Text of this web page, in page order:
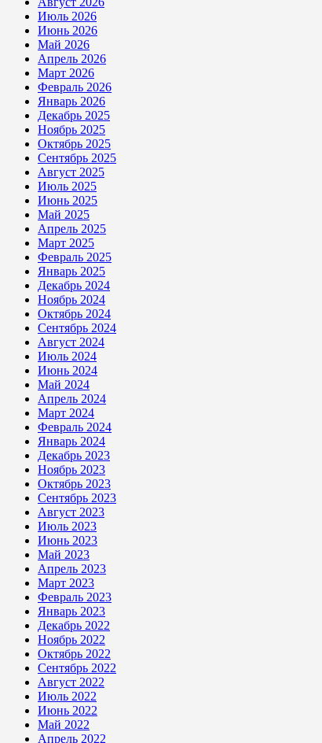
Июль 2026
Июнь 2026
Май 2026
Апрель 2026
Март 2026
Февраль 2026
Январь 2026
Декабрь 2025
Ноябрь 2025
Октябрь 2025
Сентябрь 2025
Август 2025
Июль 2025
Июнь 2025
Май 2025
Апрель 2025
Март 2025
Февраль 2025
Январь 2025
Декабрь 2024
Ноябрь 2024
Октябрь 2024
Сентябрь 2024
Август 2024
Июль 2024
Июнь 2024
Май 2024
Апрель 2024
Март 2024
Февраль 2024
Январь 2024
Декабрь 2023
Ноябрь 2023
Октябрь 2023
Сентябрь 2023
Август 2023
Июль 2023
Июнь 2023
Май 2023
Апрель 2023
Март 2023
Февраль 2023
Январь 2023
Декабрь 2022
Ноябрь 2022
Октябрь 2022
Сентябрь 2022
Август 2022
Июль 2022
Июнь 2022
Май 2022
Апрель 2022